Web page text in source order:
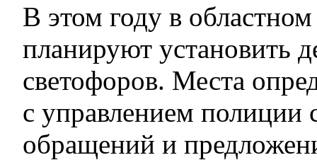
В этом году в
планируют установить
светофоров. Места
с управлением полиции
обращений и